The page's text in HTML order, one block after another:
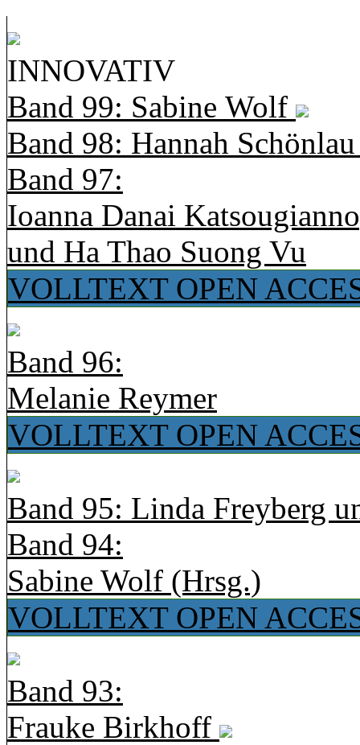
INNOVATIV
Band 99: Sabine Wolf
Band 98: Hannah
Band 97:
Ioanna Danai
und Ha Thao Suong Vu
VOLLTEXT OPEN
Band 96:
Melanie Reymer
VOLLTEXT OPEN
Band 95: Linda Freyberg
Band 94:
Sabine Wolf (Hrsg.)
VOLLTEXT OPEN
Band 93:
Frauke Birkhoff